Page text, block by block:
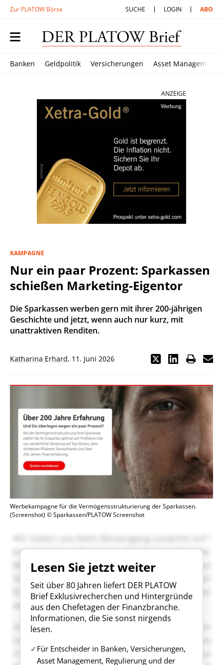
Zur PLATOW Börse SUCHE LOGIN ABO
Banken Geldpolitik Versicherungen Asset Management
ANZEIGE
KAMPAGNE
Nur ein paar Prozent: Sparkassen
schießen Marketing-Eigentor
Die Sparkassen werben gern mit ihrer 200-jährigen
Geschichte und jetzt, wenn auch nur kurz, mit
unattraktiven Renditen.
Katharina Erhard, 11. Juni 2026
Werbekampagne für die Vermögensstrukturierung der Sparkassen.
(Screenshot) © Sparkassen/PLATOW Screenshot
Lesen Sie jetzt weiter
Seit über 80 Jahren liefert DER PLATOW
Brief Exklusivrecherchen und Hintergründe
aus den Chefetagen der Finanzbranche.
Informationen, die Sie sonst nirgends
lesen.
Für Entscheider in Banken, Versicherungen,
Asset Management, Regulierung und der